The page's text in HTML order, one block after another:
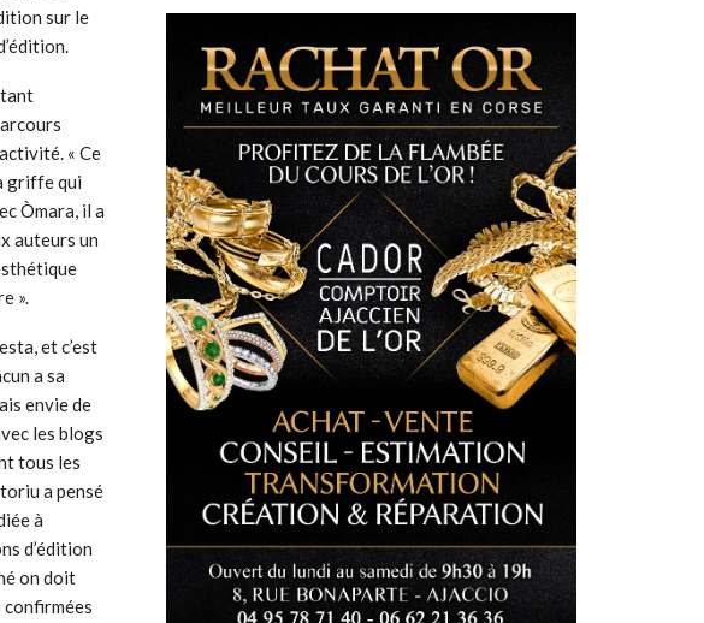
sur le
tant
« Ce
griffe qui
Òmara, il a
auteurs un
».
et c’est
a sa
envie de
les blogs
tous les
a pensé
à
d’édition
on doit